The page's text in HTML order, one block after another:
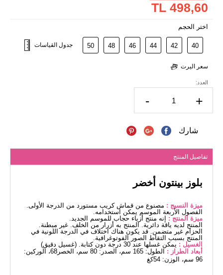
498,60 TL
اختر الحجم
40
42
44
46
48
50 جدول القياسات
سعر اليرت
العدد:
- +
شارك
تفاصيل المنتج
بلوز بينتون أخضر
ميزة النسيج : مصنوع من قماش كريب مستورد من الدرجة الأولى.
الفصول الأربعة الموسم يمكن استخدامه.
ميزة المنتج : إنه منتج أزياء حجاب للموسم الجديد.
المنتج لديه ياقة دائرية. المنتج به أزرار من الخلف. غير مبطنة.
الحزام غير متضمن. قد يكون هناك اختلاف في الدرجة اللونية في
المنتج بسبب التقاط الصور الفوتوغرافية.
الغسيل : يمكن غسلها عند 30 درجة دون كتابة. (غسيل دقيق)
أبعاد الطراز :
الطول: 165 سم، الصدر: 80 سم، الخصر68، الوركين:
96 سم، الوزن: 54كغ